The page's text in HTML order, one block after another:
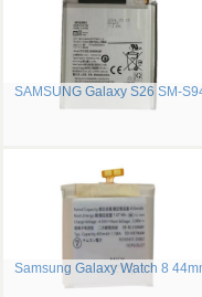
SAMSUNG Galaxy S26 SM-
Samsung Galaxy Watch 8